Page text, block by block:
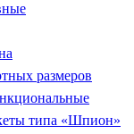
размеров
типа «Шпион»